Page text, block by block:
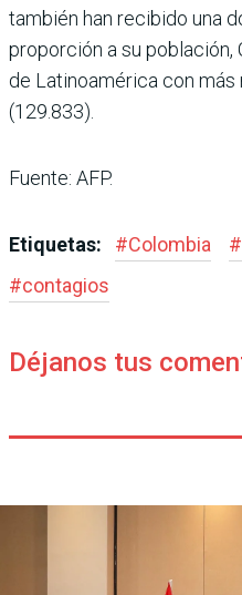
también han recibido una
proporción a su población,
de Latinoamérica con
(129.833).
Fuente: AFP.
Etiquetas: #Colombia #
#contagios
Déjanos tus